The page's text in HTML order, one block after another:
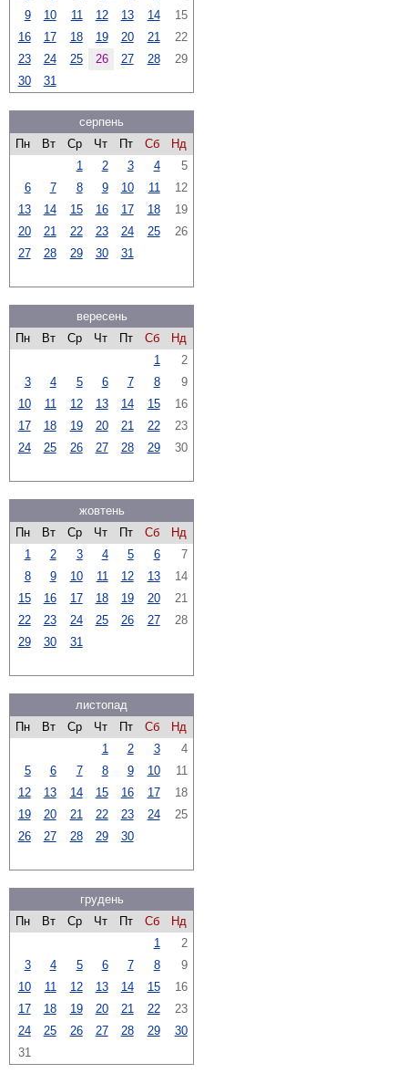
9
10 11 12 13 14
15
16
17 18 19 20 21
22
23
24 25 26 27 28
29
30
31
серпень
Пн
Вт Ср Чт Пт Сб
Нд
1
2 3 4
5
6
7 8 9 10 11
12
13
14 15 16 17 18
19
20
21 22 23 24 25
26
27
28 29 30 31
вересень
Пн
Вт Ср Чт Пт Сб
Нд
1
2
3
4 5 6 7 8
9
10
11 12 13 14 15
16
17
18 19 20 21 22
23
24
25 26 27 28 29 30
жовтень
Пн
Вт Ср Чт Пт Сб
Нд
1
2 3 4 5 6
7
8
9 10 11 12 13
14
15
16 17 18 19 20
21
22
23 24 25 26 27
28
29
30 31
листопад
Пн
Вт Ср Чт Пт Сб
Нд
1
2 3
4
5
6 7 8 9 10
11
12
13 14 15 16 17
18
19
20 21 22 23 24
25
26
27 28 29 30
грудень
Пн
Вт Ср Чт Пт Сб
Нд
1
2
3
4 5 6 7 8
9
10
11 12 13 14 15
16
17
18 19 20 21 22
23
24
25 26 27 28 29
30
31